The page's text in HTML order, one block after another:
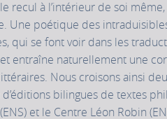
recul à l’intérieur de soi
Une poétique des
qui se font voir dans les
entraîne naturellement une
Nous croisons ainsi
bilingues de textes
et le Centre Léon Robin